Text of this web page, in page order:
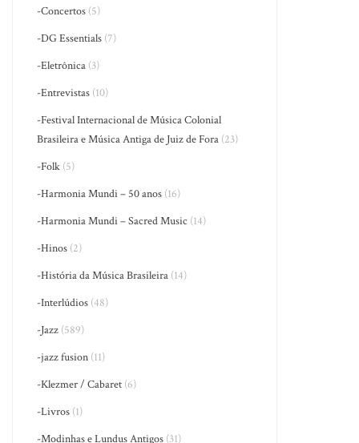
-Concertos (5)
-DG Essentials (7)
-Eletrônica (3)
-Entrevistas (10)
-Festival Internacional de Música Colonial
Brasileira e Música Antiga de Juiz de Fora (23)
-Folk (5)
-Harmonia Mundi – 50 anos (16)
-Harmonia Mundi – Sacred Music (14)
-Hinos (2)
-História da Música Brasileira (14)
-Interlúdios (48)
-Jazz (589)
-jazz fusion (11)
-Klezmer / Cabaret (6)
-Livros (1)
-Modinhas e Lundus Antigos (31)